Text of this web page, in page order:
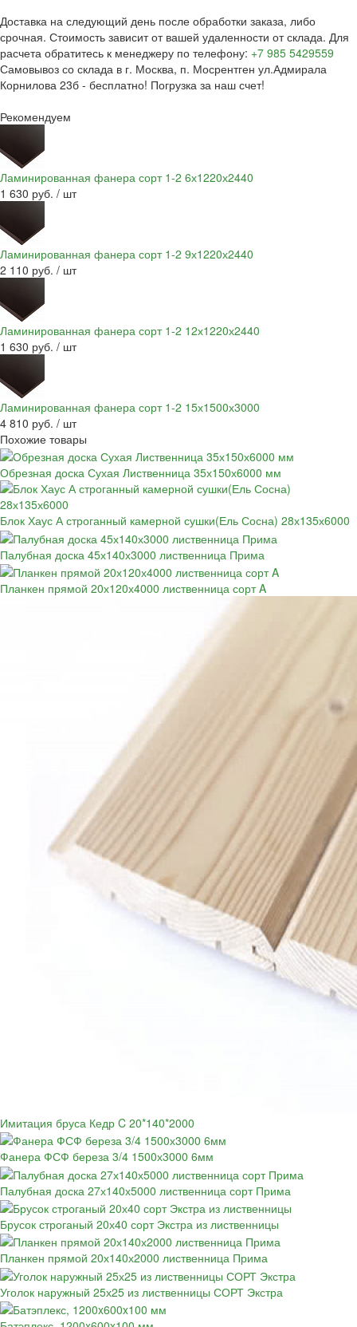
Доставка на следующий день после обработки заказа, либо
срочная. Стоимость зависит от вашей удаленности от склада. Для
расчета обратитесь к менеджеру по телефону: +7 985 5429559
Самовывоз со склада в г. Москва, п. Мосрентген ул.Адмирала
Корнилова 23б - бесплатно! Погрузка за наш счет!
Рекомендуем
Ламинированная фанера сорт 1-2 6х1220х2440
1 630 руб. / шт
Ламинированная фанера сорт 1-2 9х1220х2440
2 110 руб. / шт
Ламинированная фанера сорт 1-2 12х1220х2440
1 630 руб. / шт
Ламинированная фанера сорт 1-2 15х1500х3000
4 810 руб. / шт
Похожие товары
Обрезная доска Сухая Лиственница 35х150х6000 мм
Блок Хаус А строганный камерной сушки(Ель Сосна) 28х135х6000
Палубная доска 45х140х3000 лиственница Прима
Планкен прямой 20х120х4000 лиственница сорт A
Имитация бруса Кедр C 20*140*2000
Фанера ФСФ береза 3/4 1500х3000 6мм
Палубная доска 27х140х5000 лиственница сорт Прима
Брусок строганый 20х40 сорт Экстра из лиственницы
Планкен прямой 20х140х2000 лиственница Прима
Уголок наружный 25х25 из лиственницы СОРТ Экстра